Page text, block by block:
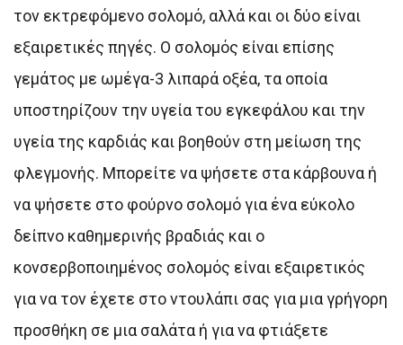
τον εκτρεφόμενο σολομό, αλλά και οι δύο είναι
εξαιρετικές πηγές. Ο σολομός είναι επίσης
γεμάτος με ωμέγα-3 λιπαρά οξέα, τα οποία
υποστηρίζουν την υγεία του εγκεφάλου και την
υγεία της καρδιάς και βοηθούν στη μείωση της
φλεγμονής. Μπορείτε να ψήσετε στα κάρβουνα ή
να ψήσετε στο φούρνο σολομό για ένα εύκολο
δείπνο καθημερινής βραδιάς και ο
κονσερβοποιημένος σολομός είναι εξαιρετικός
για να τον έχετε στο ντουλάπι σας για μια γρήγορη
προσθήκη σε μια σαλάτα ή για να φτιάξετε